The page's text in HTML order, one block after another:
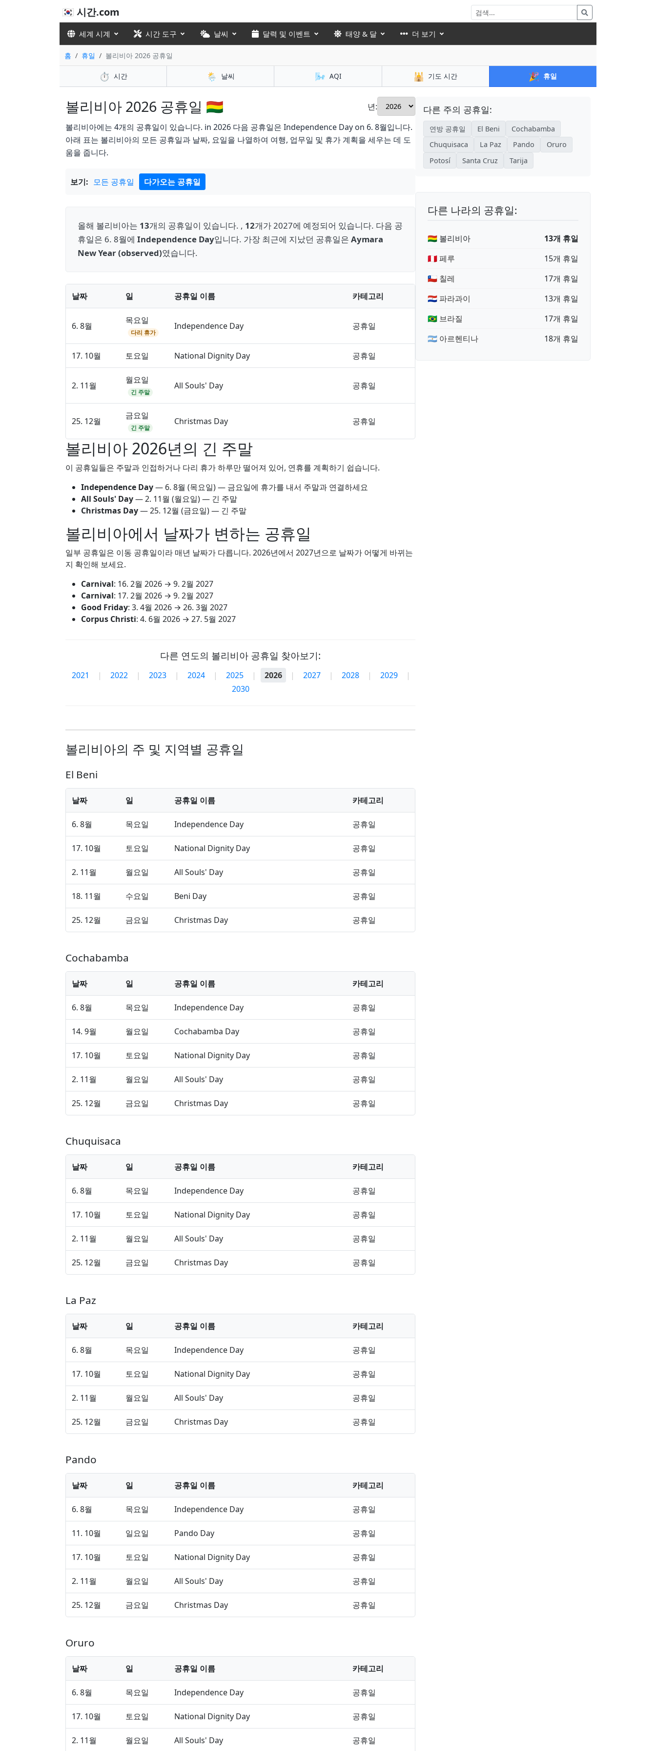
🇰🇷 시간.com
세계 시계 시간 도구 날씨 달력 및 이벤트 태양 & 달 더 보기
홈 휴일 볼리비아 2026 공휴일
⏱️ 시간 🌦️ 날씨 🌬️ AQI 🕌 기도 시간 🎉 휴일
볼리비아 2026 공휴일 🇧🇴
년:
볼리비아에는 4개의 공휴일이 있습니다. in 2026 다음 공휴일은 Independence Day on 6. 8월입니다.
아래 표는 볼리비아의 모든 공휴일과 날짜, 요일을 나열하여 여행, 업무일 및 휴가 계획을 세우는 데 도
움을 줍니다.
보기: 모든 공휴일 다가오는 공휴일
올해 볼리비아는 13개의 공휴일이 있습니다. , 12개가 2027에 예정되어 있습니다. 다음 공
휴일은 6. 8월에 Independence Day입니다. 가장 최근에 지났던 공휴일은 Aymara
New Year (observed)였습니다.
날짜 일 공휴일 이름 카테고리
6. 8월
목요일
다리 휴가
Independence Day 공휴일
17. 10월 토요일 National Dignity Day 공휴일
2. 11월
월요일
긴 주말
All Souls' Day 공휴일
25. 12월
금요일
긴 주말
Christmas Day 공휴일
볼리비아 2026년의 긴 주말
이 공휴일들은 주말과 인접하거나 다리 휴가 하루만 떨어져 있어, 연휴를 계획하기 쉽습니다.
Independence Day— 6. 8월 (목요일) — 금요일에 휴가를 내서 주말과 연결하세요
All Souls' Day—2. 11월 (월요일) — 긴 주말
Christmas Day—25. 12월 (금요일) — 긴 주말
볼리비아에서 날짜가 변하는 공휴일
일부 공휴일은 이동 공휴일이라 매년 날짜가 다릅니다. 2026년에서 2027년으로 날짜가 어떻게 바뀌는
지 확인해 보세요.
Carnival: 16. 2월 2026 → 9. 2월 2027
Carnival: 17. 2월 2026 → 9. 2월 2027
Good Friday: 3. 4월 2026 → 26. 3월 2027
Corpus Christi: 4. 6월 2026 → 27. 5월 2027
다른 연도의 볼리비아 공휴일 찾아보기:
2021 | 2022 | 2023 | 2024 | 2025 | 2026 | 2027 | 2028 | 2029
|
2030
볼리비아의 주 및 지역별 공휴일
El Beni
날짜 일 공휴일 이름 카테고리
6. 8월 목요일 Independence Day 공휴일
17. 10월 토요일 National Dignity Day 공휴일
2. 11월 월요일 All Souls' Day 공휴일
18. 11월 수요일 Beni Day 공휴일
25. 12월 금요일 Christmas Day 공휴일
Cochabamba
날짜 일 공휴일 이름 카테고리
6. 8월 목요일 Independence Day 공휴일
14. 9월 월요일 Cochabamba Day 공휴일
17. 10월 토요일 National Dignity Day 공휴일
2. 11월 월요일 All Souls' Day 공휴일
25. 12월 금요일 Christmas Day 공휴일
Chuquisaca
날짜 일 공휴일 이름 카테고리
6. 8월 목요일 Independence Day 공휴일
17. 10월 토요일 National Dignity Day 공휴일
2. 11월 월요일 All Souls' Day 공휴일
25. 12월 금요일 Christmas Day 공휴일
La Paz
날짜 일 공휴일 이름 카테고리
6. 8월 목요일 Independence Day 공휴일
17. 10월 토요일 National Dignity Day 공휴일
2. 11월 월요일 All Souls' Day 공휴일
25. 12월 금요일 Christmas Day 공휴일
Pando
날짜 일 공휴일 이름 카테고리
6. 8월 목요일 Independence Day 공휴일
11. 10월 일요일 Pando Day 공휴일
17. 10월 토요일 National Dignity Day 공휴일
2. 11월 월요일 All Souls' Day 공휴일
25. 12월 금요일 Christmas Day 공휴일
Oruro
날짜 일 공휴일 이름 카테고리
6. 8월 목요일 Independence Day 공휴일
17. 10월 토요일 National Dignity Day 공휴일
2. 11월 월요일 All Souls' Day 공휴일
다른 주의 공휴일:
연방 공휴일 El Beni
Cochabamba
Chuquisaca
La Paz Pando
Oruro
Potosí
Santa Cruz Tarija
다른 나라의 공휴일:
🇧🇴 볼리비아
13개 휴일
🇵🇪 페루
15개 휴일
🇨🇱 칠레
17개 휴일
🇵🇾 파라과이
13개 휴일
🇧🇷 브라질
17개 휴일
🇦🇷 아르헨티나
18개 휴일